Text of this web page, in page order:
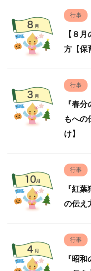
行事
【８
方【保
行事
『春
もへの
け】
行事
『紅
の伝え
行事
『昭